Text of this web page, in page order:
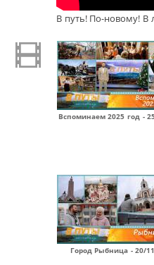
В путь! По-новому! В
Вспоминаем 2025 год -
Город Рыбница - 20/